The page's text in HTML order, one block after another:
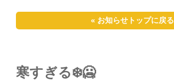
« お知らせトップに戻る
寒すぎる❄️🥶